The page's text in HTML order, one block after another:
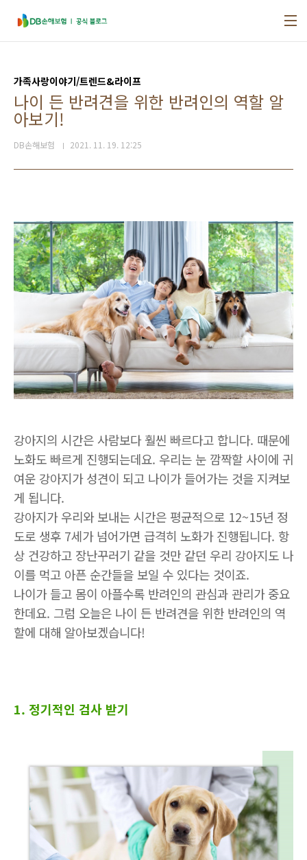
가족사랑이야기/트렌드&라이프
나이 든 반려견을 위한 반려인의 역할 알
아보기!
DB손해보험 2021. 11. 19. 12:25
강아지의 시간은 사람보다 훨씬 빠르다고 합니다. 때문에
노화도 빠르게 진행되는데요. 우리는 눈 깜짝할 사이에 귀
여운 강아지가 성견이 되고 나이가 들어가는 것을 지켜보
게 됩니다.
강아지가 우리와 보내는 시간은 평균적으로 12~15년 정
도로 생후 7세가 넘어가면 급격히 노화가 진행됩니다. 항
상 건강하고 장난꾸러기 같을 것만 같던 우리 강아지도 나
이를 먹고 아픈 순간들을 보일 수 있다는 것이죠.
나이가 들고 몸이 아플수록 반려인의 관심과 관리가 중요
한데요. 그럼 오늘은 나이 든 반려견을 위한 반려인의 역
할에 대해 알아보겠습니다!
1. 정기적인 검사 받기